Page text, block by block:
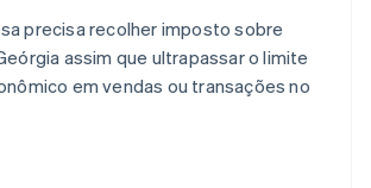
precisa recolher imposto sobre
assim que ultrapassar o limite
em vendas ou transações no